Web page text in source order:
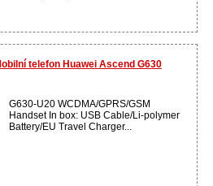
telefon Huawei Ascend G630
G630-U20 WCDMA/GPRS/GSM
Handset In box: USB Cable/Li-polymer
Battery/EU Travel Charger...